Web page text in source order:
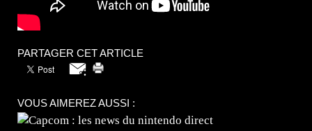
PARTAGER CET ARTICLE
VOUS AIMEREZ AUSSI :